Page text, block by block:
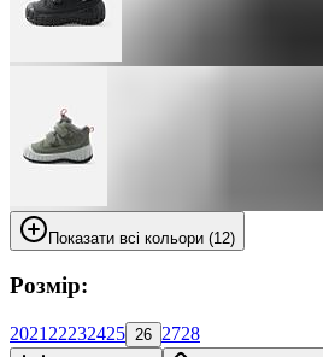
Показати всі кольори (12)
Розмір:
2021 22232425 26 2728